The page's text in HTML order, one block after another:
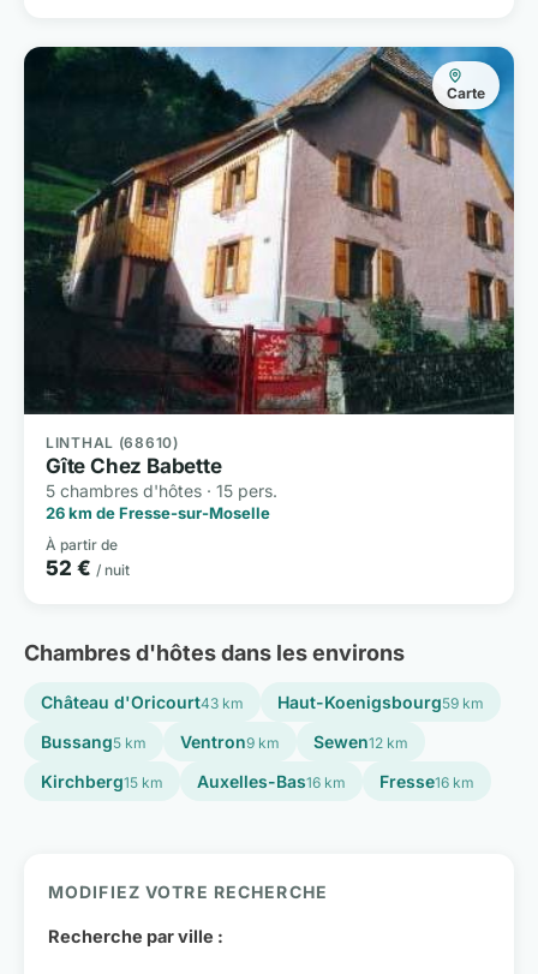
Carte
LINTHAL (68610)
Gîte Chez Babette
5 chambres d'hôtes · 15 pers.
26 km de Fresse-sur-Moselle
À partir de
52 € / nuit
Chambres d'hôtes dans les environs
Château d'Oricourt43 km Haut-Koenigsbourg59 km
Bussang5 km Ventron9 km Sewen12 km
Kirchberg15 km Auxelles-Bas16 km Fresse16 km
MODIFIEZ VOTRE RECHERCHE
Recherche par ville :